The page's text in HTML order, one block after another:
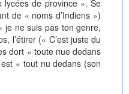
de province ». Se
de « noms d’Indiens »)
je ne suis pas ton genre,
l’étirer (« C’est juste du
dort « toute nue dedans
« tout nu dedans (son